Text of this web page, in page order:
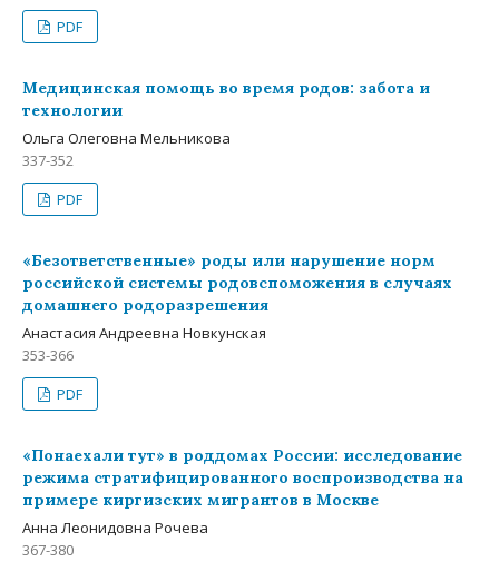
PDF
Медицинская помощь во время родов: забота и
технологии
Ольга Олеговна Мельникова
337-352
PDF
«Безответственные» роды или нарушение норм
российской системы родовспоможения в случаях
домашнего родоразрешения
Анастасия Андреевна Новкунская
353-366
PDF
«Понаехали тут» в роддомах России: исследование
режима стратифицированного воспроизводства на
примере киргизских мигрантов в Москве
Анна Леонидовна Рочева
367-380